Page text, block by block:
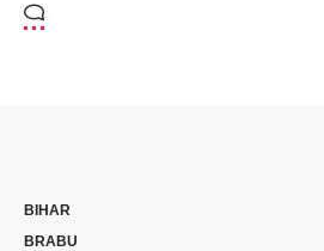
BIHAR
BRABU